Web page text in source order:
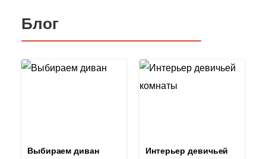
Блог
Выбираем диван
Интерьер девичьей